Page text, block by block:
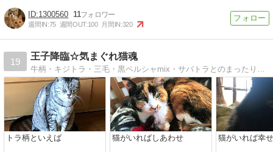
1300560 11
週間IN:75 週間OUT:100 月間IN:320
19
王子降臨☆気まぐれ猫魂
トラ柄といえば 猫がいればしあわせ 猫がいれば幸せ